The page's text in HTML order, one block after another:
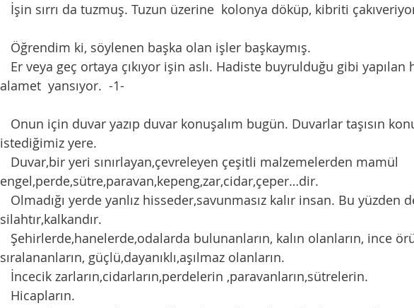
İşin sırrı da tuzmuş. Tuzun üzerine  kolonya döküp, kibriti
   Öğrendim ki, söylenen başka olan işler başkaymış.
alamet  yansıyor.  -1-
istediğimiz yere.
engel,perde,sütre,paravan,kepeng,zar,cidar,çeper…dir.
silahtır,kalkandır.
sıralananların, güçlü,dayanıklı,aşılmaz olanların.
   İncecik zarların,cidarların,perdelerin ,paravanların,sütrelerin.
   Hicapların.